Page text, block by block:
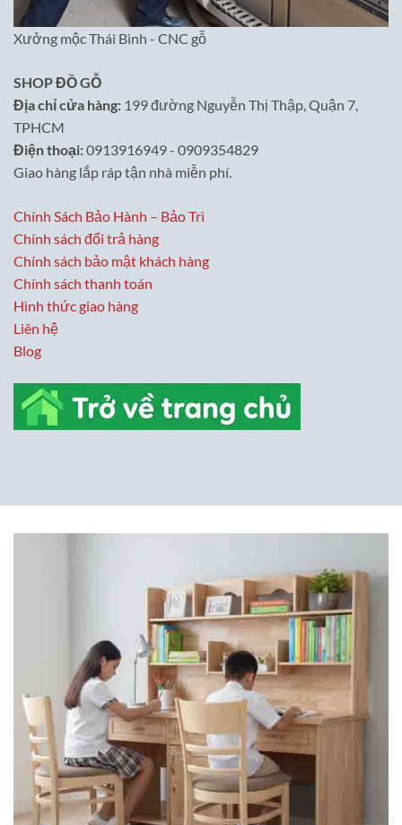
Xưởng mộc Thái Bình - CNC gỗ
SHOP ĐỒ GỖ
Địa chỉ cửa hàng: 199 đường Nguyễn Thị Thập, Quận 7,
TPHCM
Điện thoại:0913916949 - 0909354829
Giao hàng lắp ráp tận nhà miễn phí.
Chính Sách Bảo Hành – Bảo Trì
Chính sách đổi trả hàng
Chính sách bảo mật khách hàng
Chính sách thanh toán
Hình thức giao hàng
Liên hệ
Blog